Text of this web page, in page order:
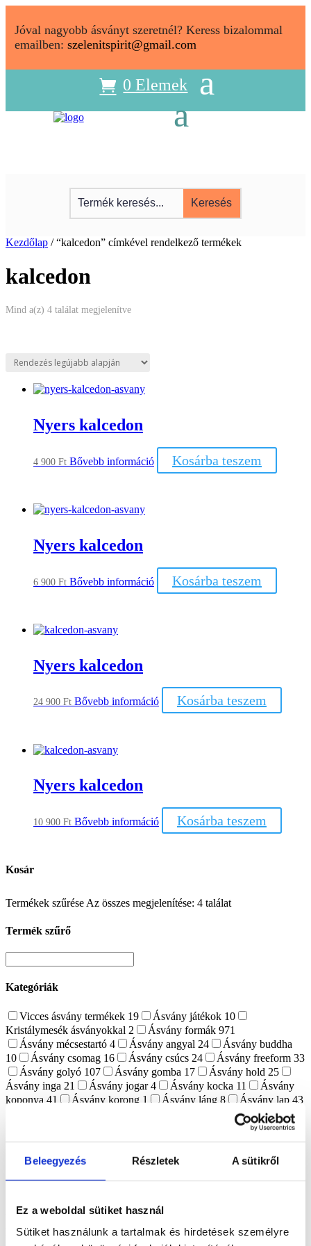
Beleegyezés Részletek A sütikről
Ez a weboldal sütiket használ
Sütiket használunk a tartalmak és hirdetések személyre
Jóval nagyobb ásványt szeretnél? Keress bizalommal
emailben: szelenitspirit@gmail.com
0 Elemek
Kezdőlap / “kalcedon” címkével rendelkező termékek
kalcedon
Mind a(z) 4 találat megjelenítveSorted
Nyers kalcedon
4 900 Ft Bővebb információ Kosárba teszem
Nyers kalcedon
6 900 Ft Bővebb információ Kosárba teszem
Nyers kalcedon
24 900 Ft Bővebb információ Kosárba teszem
Nyers kalcedon
10 900 Ft Bővebb információ Kosárba teszem
Kosár
Termékek szűréseAz összes megjelenítése: 4 találat
Termék szűrő
Kategóriák
Vicces ásvány termékek 19 Ásvány játékok 10
Kristálymesék ásványokkal 2 Ásvány formák 971
Ásvány mécsestartó 4 Ásvány angyal 24
Ásvány buddha
10
Ásvány csomag 16 Ásvány csúcs 24 Ásvány freeform 33
Ásvány golyó 107 Ásvány gomba 17 Ásvány hold 25
Ásvány inga 21 Ásvány jogar4 Ásvány kocka 11
Ásvány
koponya 41 Ásvány korong 1 Ásvány láng 8 Ásvány lap 43
Ásvány masszírozó
Ásvány pipa1
Ásvány piramis10 Ásvány szerencsefa11 Ásvány szív139
Ásvány tojás57 Ásvány torony 71 Ásvány-figura 109
Ásvány virág
Ásvány fajták1514
Ametiszt74 Apatit28 Aragonit
Borostyán 6 Bronzit 2 Citrin1 Cölesztin12 Dongó jáspis